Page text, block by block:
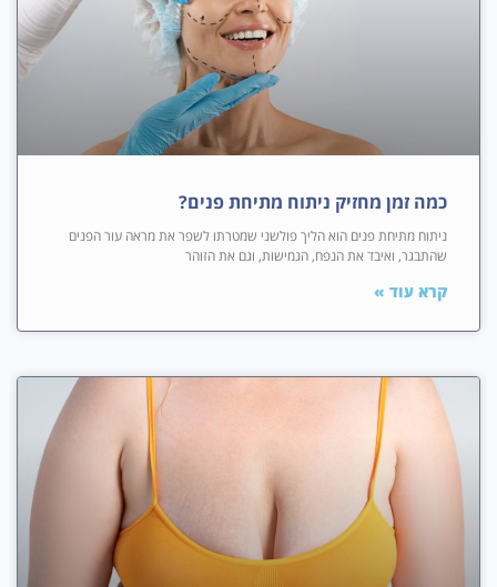
כמה זמן מחזיק ניתוח מתיחת פנים?
ניתוח מתיחת פנים הוא הליך פולשני שמטרתו לשפר את מראה עור הפנים
שהתבגר, ואיבד את הנפח, הגמישות, וגם את הזוהר
קרא עוד »